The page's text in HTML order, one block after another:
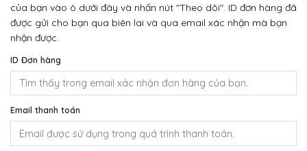
của bạn vào ô dưới đây và nhấn nút "Theo dõi". ID đơn hàng đã
được gửi cho bạn qua biên lai và qua email xác nhận mà bạn
nhận được.
ID Đơn hàng
Email thanh toán